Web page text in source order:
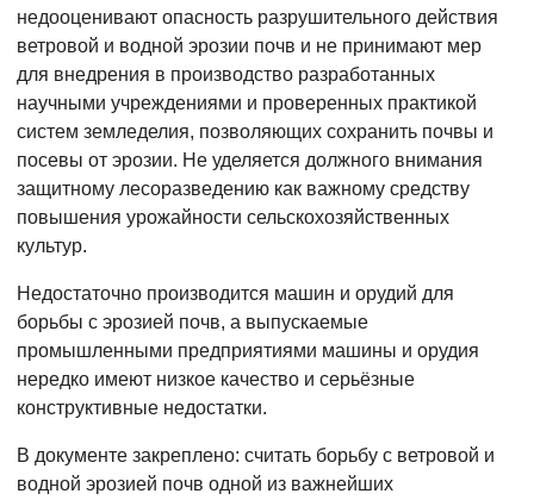
недооценивают опасность разрушительного действия
ветровой и водной эрозии почв и не принимают мер
для внедрения в производство разработанных
научными учреждениями и проверенных практикой
систем земледелия, позволяющих сохранить почвы и
посевы от эрозии. Не уделяется должного внимания
защитному лесоразведению как важному средству
повышения урожайности сельскохозяйственных
культур.
Недостаточно производится машин и орудий для
борьбы с эрозией почв, а выпускаемые
промышленными предприятиями машины и орудия
нередко имеют низкое качество и серьёзные
конструктивные недостатки.
В документе закреплено: считать борьбу с ветровой и
водной эрозией почв одной из важнейших